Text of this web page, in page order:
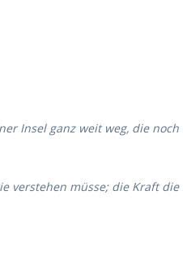
Insel ganz weit weg, die
verstehen müsse; die Kraft